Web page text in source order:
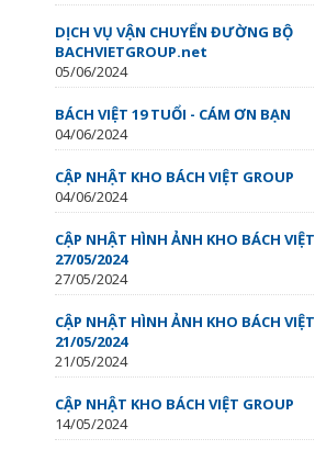
DỊCH VỤ VẬN CHUYỂN ĐƯỜNG BỘ
BACHVIETGROUP.net
05/06/2024
BÁCH VIỆT 19 TUỔI - CÁM ƠN BẠN
04/06/2024
CẬP NHẬT KHO BÁCH VIỆT GROUP
04/06/2024
CẬP NHẬT HÌNH ẢNH KHO BÁCH
27/05/2024
27/05/2024
CẬP NHẬT HÌNH ẢNH KHO BÁCH
21/05/2024
21/05/2024
CẬP NHẬT KHO BÁCH VIỆT GROUP
14/05/2024